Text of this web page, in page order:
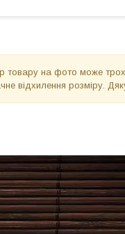
товару на фото може
відхилення розміру.